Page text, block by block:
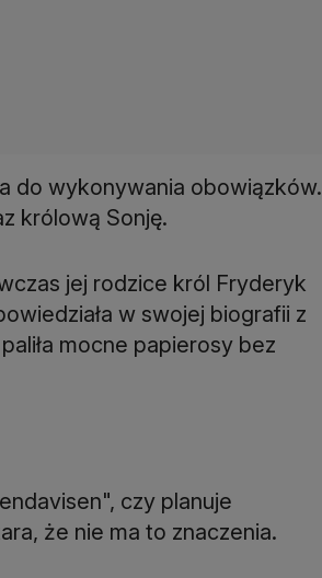
do wykonywania obowiązków.
królową Sonję.
jej rodzice król Fryderyk
w swojej biografii z
mocne papierosy bez
czy planuje
że nie ma to znaczenia.